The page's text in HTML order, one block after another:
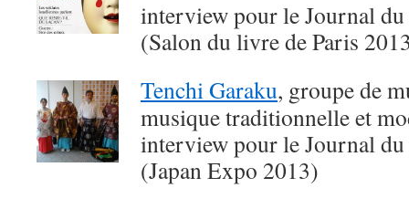
interview pour le Journal du
(Salon du livre de Paris
Tenchi Garaku, groupe de
musique traditionnelle et
interview pour le Journal du
(Japan Expo 2013)